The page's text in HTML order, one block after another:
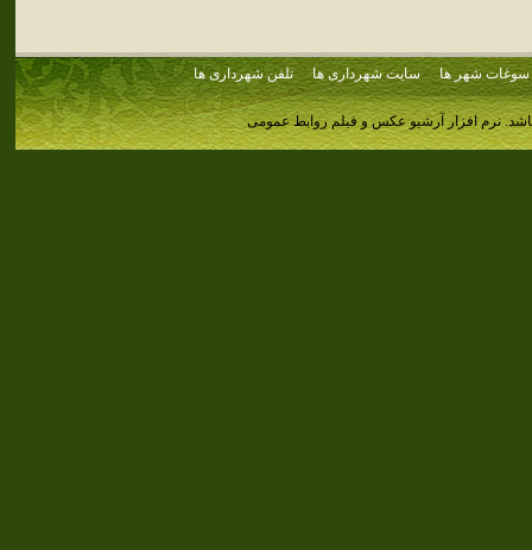
سوغات شهر ها سایت شهرداری ها تلفن شهرداری ها
نرم افزار آرشیو عکس و فیلم روابط عمومی